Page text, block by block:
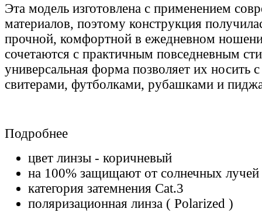
Эта модель изготовлена с применением
материалов, поэтому конструкция
прочной, комфортной в ежедневном
сочетаются с практичным повседневным
универсальная форма позволяет их носить
свитерами, футболками, рубашками и
Подробнее
цвет линзы - коричневый
на 100% защищают от солнечных
категория затемнения Cat.3
поляризационная линза ( Polarized )